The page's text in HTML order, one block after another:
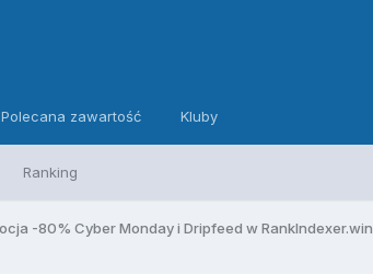
Ranking
Polecana zawartość Kluby
-80% Cyber Monday i Dripfeed w RankIndexer.win